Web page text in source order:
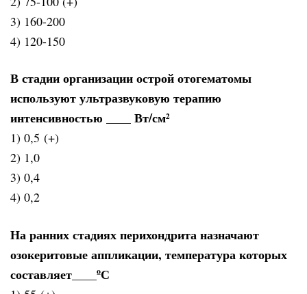
3) 160-200
4) 120-150
В стадии организации острой отогематомы
используют ультразвуковую терапию
интенсивностью ____ Вт/см²
1) 0,5 (+)
2) 1,0
3) 0,4
4) 0,2
На ранних стадиях перихондрита назначают
озокеритовые аппликации, температура которых
составляет____ºС